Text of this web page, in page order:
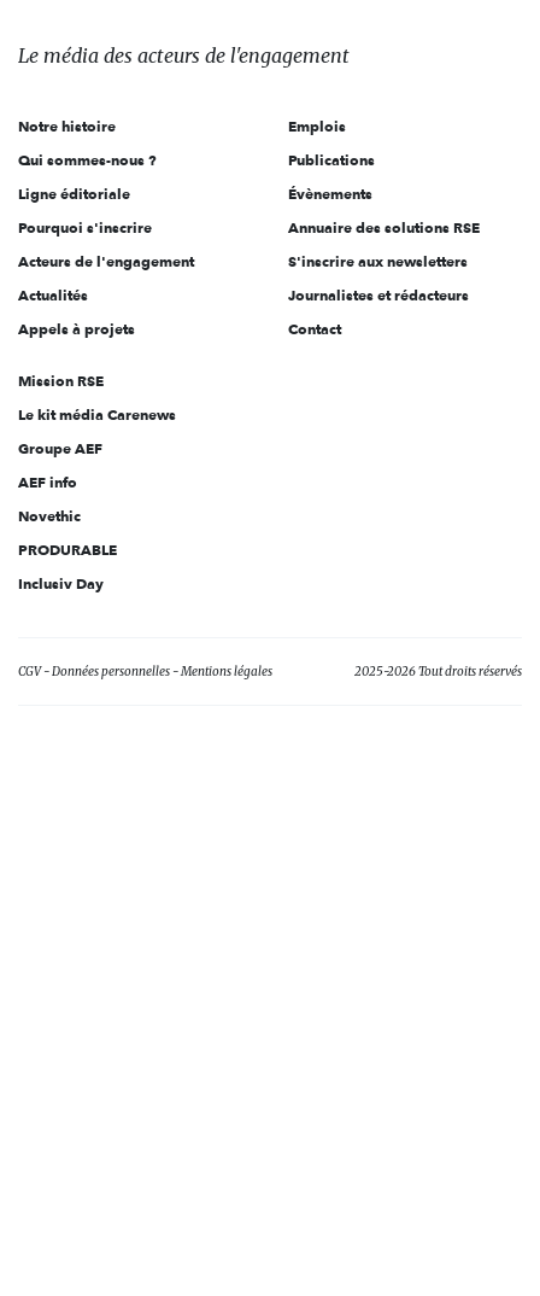
des
l'engagement
Le média des acteurs de l'engagement
Notre histoire
Qui sommes-nous ?
Ligne éditoriale
Pourquoi s'inscrire
Acteurs de l'engagement
Actualités
Appels à projets
Emplois
Publications
Évènements
Annuaire des solutions RSE
S'inscrire aux newsletters
Journalistes et rédacteurs
Contact
Mission RSE
Le kit média Carenews
Groupe AEF
AEF info
Novethic
PRODURABLE
Inclusiv Day
CGV Données personnelles Mentions légales 2025-2026 Tout droits réservés